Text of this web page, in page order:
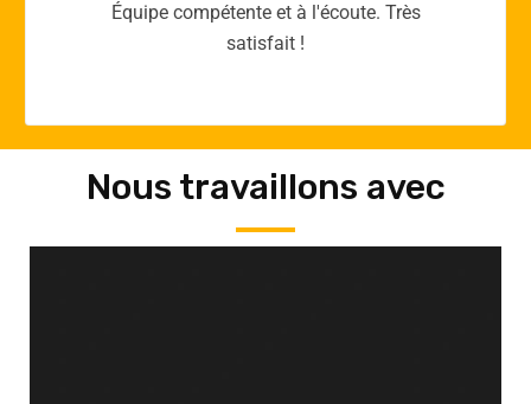
Merci yellow365.work pour votre expertise!
Nous travaillons avec